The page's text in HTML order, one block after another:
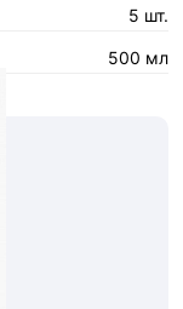
5 шт.
500 мл